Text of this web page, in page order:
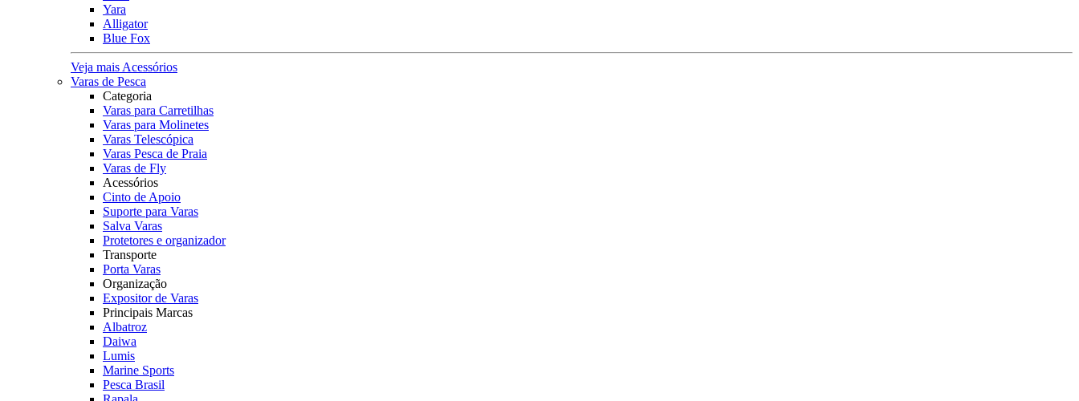
Yara
Alligator
Blue Fox
Veja mais Acessórios
Varas de Pesca
Categoria
Varas para Carretilhas
Varas para Molinetes
Varas Telescópica
Varas Pesca de Praia
Varas de Fly
Acessórios
Cinto de Apoio
Suporte para Varas
Salva Varas
Protetores e organizador
Transporte
Porta Varas
Organização
Expositor de Varas
Principais Marcas
Albatroz
Daiwa
Lumis
Marine Sports
Pesca Brasil